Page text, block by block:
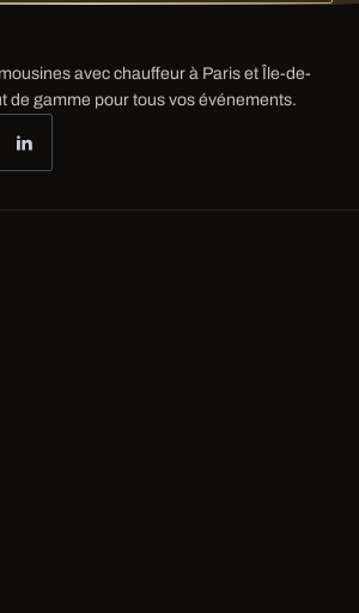
avec chauffeur à Paris et Île-de-
de gamme pour tous vos événements.